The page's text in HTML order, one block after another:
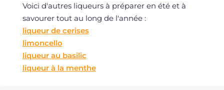
Voici d'autres liqueurs à préparer en été et à
savourer tout au long de l'année :
liqueur de cerises
limoncello
liqueur au basilic
liqueur à la menthe